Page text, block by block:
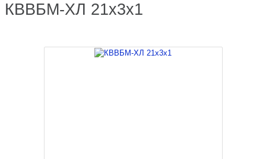
КВВБМ-ХЛ 21х3х1